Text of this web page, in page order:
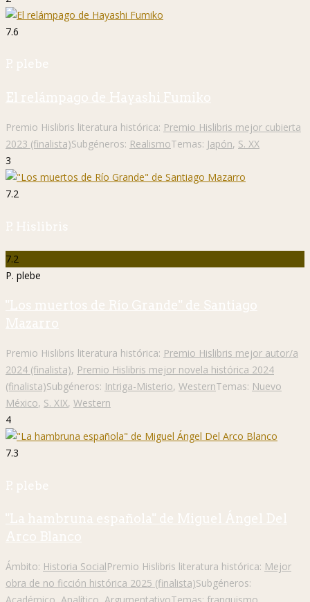
7.6
P. plebe
El relámpago de Hayashi Fumiko
Premio Hislibris literatura histórica: Premio Hislibris mejor cubierta
2023 (finalista)Subgéneros: RealismoTemas: Japón, S. XX
3
7.2
P. Hislibris
7.2
P. plebe
"Los muertos de Río Grande" de Santiago
Mazarro
Premio Hislibris literatura histórica: Premio Hislibris mejor autor/a
2024 (finalista), Premio Hislibris mejor novela histórica 2024
(finalista)Subgéneros: Intriga-Misterio, WesternTemas: Nuevo
México, S. XIX, Western
4
7.3
P. plebe
"La hambruna española" de Miguel Ángel Del
Arco Blanco
Ámbito: Historia SocialPremio Hislibris literatura histórica: Mejor
obra de no ficción histórica 2025 (finalista)Subgéneros: